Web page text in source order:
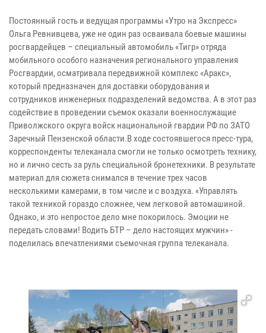
Постоянный гость и ведущая программы «Утро на Экспресс»
Ольга Ревнивцева, уже не один раз осваивала боевые машины
росгвардейцев – специальный автомобиль «Тигр» отряда
мобильного особого назначения регионального управления
Росгвардии, осматривала передвижной комплекс «Аракс»,
который предназначен для доставки оборудования и
сотрудников инженерных подразделений ведомства. А в этот раз
содействие в проведении съемок оказали военнослужащие
Приволжского округа войск национальной гвардии РФ по ЗАТО
Заречный Пензенской области.В ходе состоявшегося пресс-тура,
корреспонденты телеканала смогли не только осмотреть технику,
но и лично сесть за руль специальной бронетехники. В результате
материал для сюжета снимался в течение трех часов
несколькими камерами, в том числе и с воздуха. «Управлять
такой техникой гораздо сложнее, чем легковой автомашиной.
Однако, и это непростое дело мне покорилось. Эмоции не
передать словами! Водить БТР – дело настоящих мужчин» -
поделилась впечатлениями съемочная группа телеканала.